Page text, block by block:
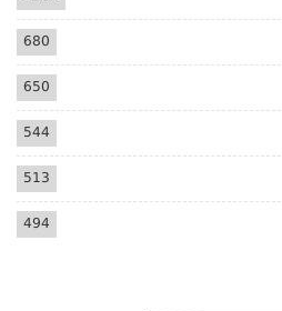
680
650
544
513
494